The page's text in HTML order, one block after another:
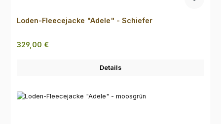
Loden-Fleecejacke "Adele" - Schiefer
Regulärer Preis:
329,00 €
Details